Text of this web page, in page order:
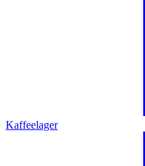
Kaffeelager